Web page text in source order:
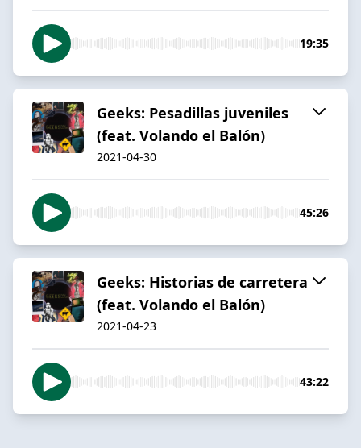
19:35
Geeks: Pesadillas juveniles
(feat. Volando el Balón)
2021-04-30
45:26
Geeks: Historias de carretera
(feat. Volando el Balón)
2021-04-23
43:22